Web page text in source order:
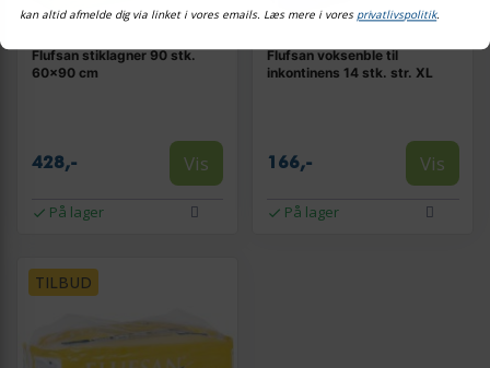
Flufsan stiklagner 90 stk.
60x90 cm
428,- Vis
På lager
Flufsan voksenble til
inkontinens 14 stk. str. XL
166,- Vis
På lager
TILBUD
kan altid afmelde dig via linket i vores emails. Læs mere i vores privatlivspolitik.